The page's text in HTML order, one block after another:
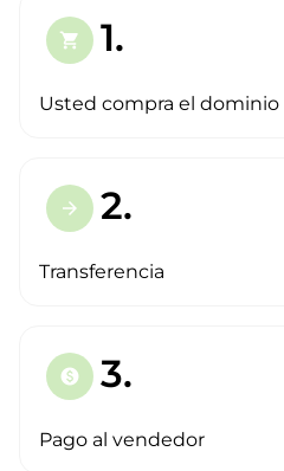
shopping_cart 1.
Usted compra el dominio
arrow_forward 2.
Transferencia
paid 3.
Pago al vendedor